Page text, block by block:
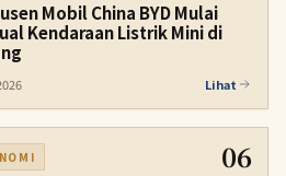
Mobil China BYD Mulai
Kendaraan Listrik Mini di
Lihat
06